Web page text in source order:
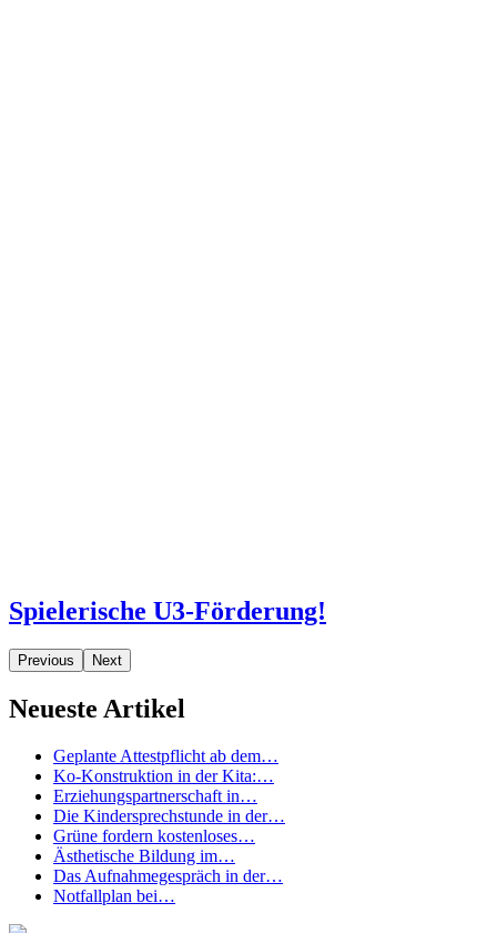
Spielerische U3-Förderung!
Previous Next
Neueste Artikel
Geplante Attestpflicht ab dem…
Ko-Konstruktion in der Kita:…
Erziehungspartnerschaft in…
Die Kindersprechstunde in der…
Grüne fordern kostenloses…
Ästhetische Bildung im…
Das Aufnahmegespräch in der…
Notfallplan bei…